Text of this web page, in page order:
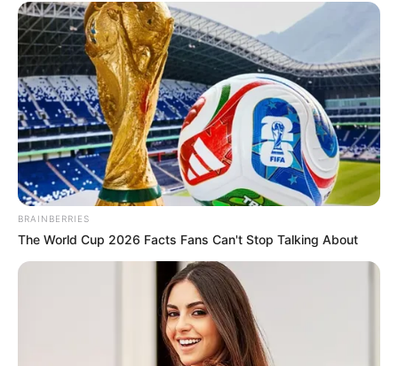
Most azonban fordulat látszik körvonalazódni. A 21
Kutatóközpont legfrissebb felmérése szerint –
amelyet a 24.hu ismertetett – a különbség a két
legnagyobb politikai erő között minden vizsgált
kategóriában csökkent.
Bár a változás még a statisztikai hibahatáron belül
mozog, iránya egyértelmű: a Tisza Párt előnye
olvad, a Fidesz pedig lassan, de következetesen
BRAINBERRIES
The World Cup 2026 Facts Fans Can't Stop Talking About